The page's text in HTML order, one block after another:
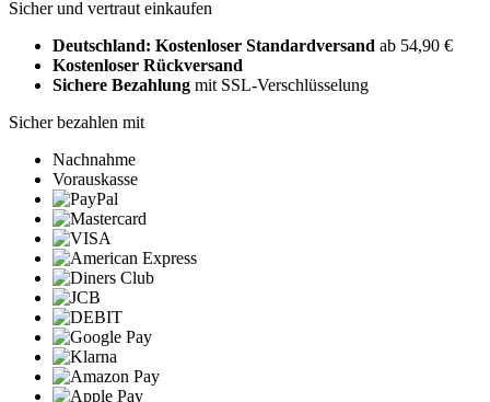
Sicher und vertraut einkaufen
Deutschland: Kostenloser Standardversand ab 54,90 €
Kostenloser Rückversand
Sichere Bezahlung mit SSL-Verschlüsselung
Sicher bezahlen mit
Nachnahme
Vorauskasse